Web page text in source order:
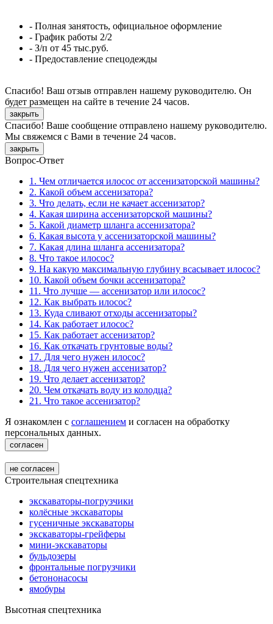
- Полная занятость, официальное оформление
- График работы 2/2
- З/п от 45 тыс.руб.
- Предоставление спецодежды
Спасибо! Ваш отзыв отправлен нашему руководителю. Он
будет размещен на сайте в течение 24 часов.
закрыть
Спасибо! Ваше сообщение отправлено нашему руководителю.
Мы свяжемся с Вами в течение 24 часов.
закрыть
Вопрос-Ответ
1. Чем отличается илосос от ассенизаторской машины?
2. Какой объем ассенизатора?
3. Что делать, если не качает ассенизатор?
4. Какая ширина ассенизаторской машины?
5. Какой диаметр шланга ассенизатора?
6. Какая высота у ассенизаторской машины?
7. Какая длина шланга ассенизатора?
8. Что такое илосос?
9. На какую максимальную глубину всасывает илосос?
10. Какой объем бочки ассенизатора?
11. Что лучше — ассенизатор или илосос?
12. Как выбрать илосос?
13. Куда сливают отходы ассенизаторы?
14. Как работает илосос?
15. Как работает ассенизатор?
16. Как откачать грунтовые воды?
17. Для чего нужен илосос?
18. Для чего нужен ассенизатор?
19. Что делает ассенизатор?
20. Чем откачать воду из колодца?
21. Что такое ассенизатор?
Я ознакомлен с соглашением и согласен на обработку
персональных данных.
согласен
не согласен
Строительная спецтехника
экскаваторы-погрузчики
колёсные экскаваторы
гусеничные экскаваторы
экскаваторы-грейферы
мини-экскаваторы
бульдозеры
фронтальные погрузчики
бетононасосы
ямобуры
Высотная спецтехника